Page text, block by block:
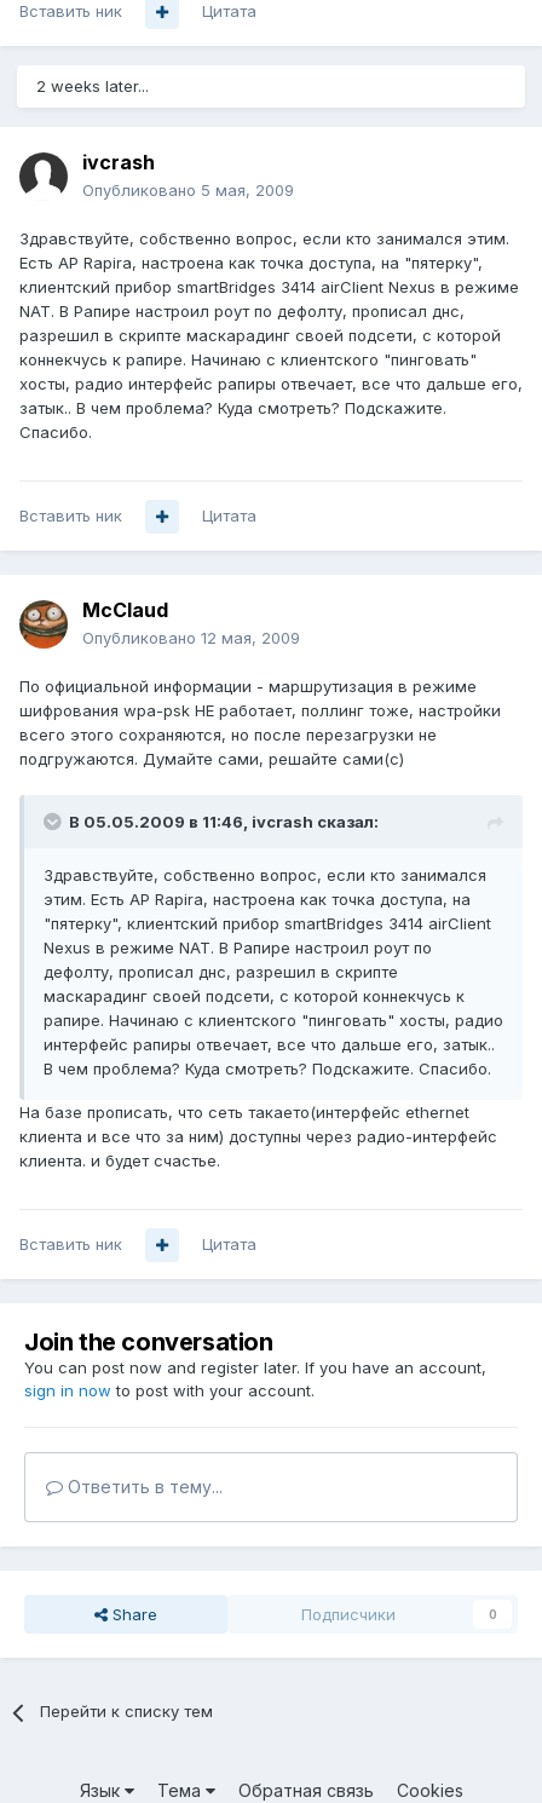
Вставить ник Цитата
2 weeks later...
ivcrash
Опубликовано 5 мая, 2009
Здравствуйте, собственно вопрос, если кто занимался этим.
Есть AP Rapira, настроена как точка доступа, на "пятерку",
клиентский прибор smartBridges 3414 airClient Nexus в режиме
NAT. В Рапире настроил роут по дефолту, прописал днс,
разрешил в скрипте маскарадинг своей подсети, с которой
коннекчусь к рапире. Начинаю с клиентского "пинговать"
хосты, радио интерфейс рапиры отвечает, все что дальше его,
затык.. В чем проблема? Куда смотреть? Подскажите.
Спасибо.
Вставить ник Цитата
McClaud
Опубликовано 12 мая, 2009
По официальной информации - маршрутизация в режиме
шифрования wpa-psk НЕ работает, поллинг тоже, настройки
всего этого сохраняются, но после перезагрузки не
подгружаются. Думайте сами, решайте сами(с)
В 05.05.2009 в 11:46, ivcrash сказал:
Здравствуйте, собственно вопрос, если кто занимался
этим. Есть AP Rapira, настроена как точка доступа, на
"пятерку", клиентский прибор smartBridges 3414 airClient
Nexus в режиме NAT. В Рапире настроил роут по
дефолту, прописал днс, разрешил в скрипте
маскарадинг своей подсети, с которой коннекчусь к
рапире. Начинаю с клиентского "пинговать" хосты, радио
интерфейс рапиры отвечает, все что дальше его, затык..
В чем проблема? Куда смотреть? Подскажите. Спасибо.
На базе прописать, что сеть такаето(интерфейс ethernet
клиента и все что за ним) доступны через радио-интерфейс
клиента. и будет счастье.
Вставить ник Цитата
Join the conversation
You can post now and register later. If you have an account,
sign in now to post with your account.
Ответить в тему...
Share Подписчики 0
Перейти к списку тем
Язык Тема Обратная связь Cookies